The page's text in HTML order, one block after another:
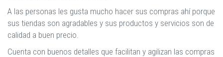
A las personas les gusta mucho hacer sus compras ahí porque
sus tiendas son agradables y sus productos y servicios son de
calidad a buen precio.
Cuenta con buenos detalles que facilitan y agilizan las compras